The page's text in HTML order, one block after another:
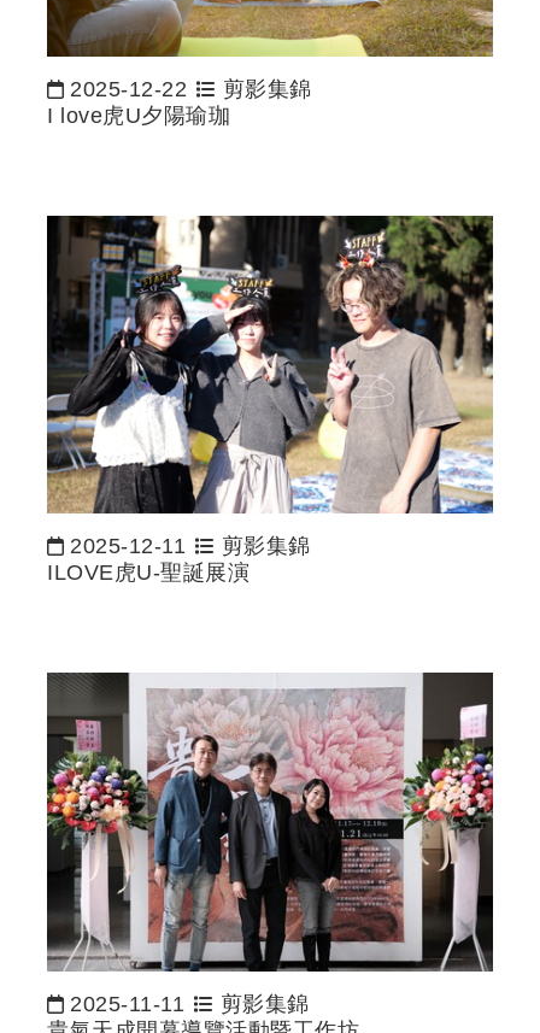
日期：
2025-12-22
剪影集錦
I love虎U夕陽瑜珈
日期：
2025-12-11
剪影集錦
ILOVE虎U-聖誕展演
日期：
2025-11-11
剪影集錦